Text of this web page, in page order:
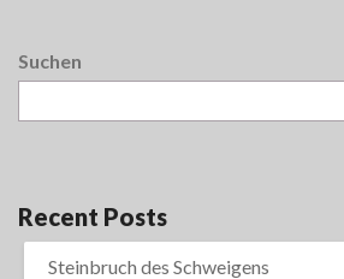
Suchen
Recent Posts
Steinbruch des Schweigens